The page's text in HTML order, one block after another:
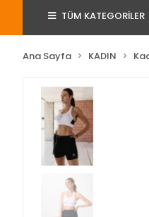
TÜM KATEGORİLER
Ana Sayfa KADIN